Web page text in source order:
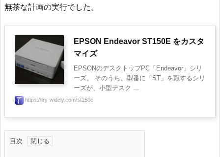
無茶な計画の実行でした。
EPSON Endeavor ST150E をカスタ
マイズ
EPSONのデスクトップPC「Endeavor」シリ
ーズ。 そのうち、型番に「ST」を冠するシリ
ーズが、小型デスク ...
https://try-widely.com/st150e
目次